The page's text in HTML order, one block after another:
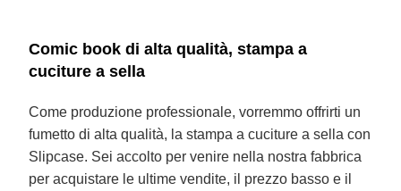
Comic book di alta qualità, stampa a
cuciture a sella
Come produzione professionale, vorremmo offrirti un
fumetto di alta qualità, la stampa a cuciture a sella con
Slipcase. Sei accolto per venire nella nostra fabbrica
per acquistare le ultime vendite, il prezzo basso e il